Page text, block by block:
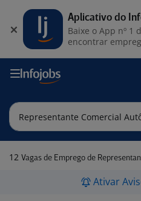
12 Vagas de Emprego de Representante Comercial
Ativar
Aplicativo do
Baixe o App nº 1
encontrar